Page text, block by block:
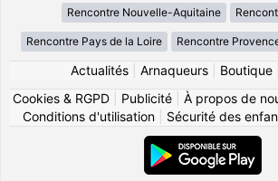
Rencontre Nouvelle-Aquitaine
Rencontre Pays de la Loire Rencontre
Actualités| Arnaqueurs| Boutique|
Cookies & RGPD
Publicité À propos de
Conditions d'utilisation| Sécurité des